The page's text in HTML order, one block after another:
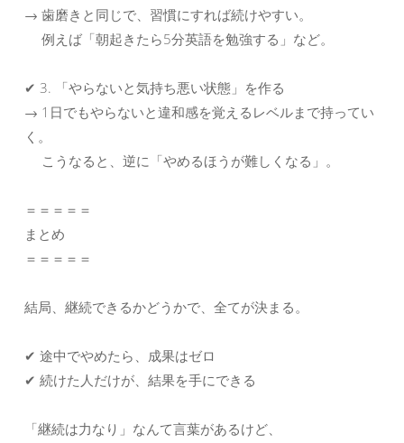
→ 歯磨きと同じで、習慣にすれば続けやすい。
例えば「朝起きたら5分英語を勉強する」など。
✔ 3. 「やらないと気持ち悪い状態」を作る
→ 1日でもやらないと違和感を覚えるレベルまで持ってい
く。
こうなると、逆に「やめるほうが難しくなる」。
＝＝＝＝＝
まとめ
＝＝＝＝＝
結局、継続できるかどうかで、全てが決まる。
✔ 途中でやめたら、成果はゼロ
✔ 続けた人だけが、結果を手にできる
「継続は力なり」なんて言葉があるけど、